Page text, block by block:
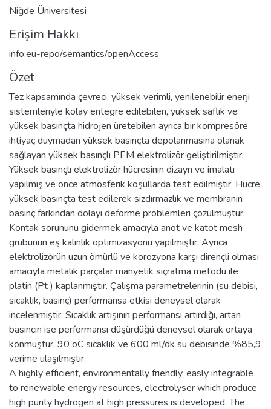
Niğde Üniversitesi
Erişim Hakkı
info:eu-repo/semantics/openAccess
Özet
Tez kapsamında çevreci, yüksek verimli, yenilenebilir enerji
sistemleriyle kolay entegre edilebilen, yüksek saflık ve
yüksek basınçta hidrojen üretebilen ayrıca bir kompresöre
ihtiyaç duymadan yüksek basınçta depolanmasına olanak
sağlayan yüksek basınçlı PEM elektrolizör geliştirilmiştir.
Yüksek basınçlı elektrolizör hücresinin dizayn ve imalatı
yapılmış ve önce atmosferik koşullarda test edilmiştir. Hücre
yüksek basınçta test edilerek sızdırmazlık ve membranın
basınç farkından dolayı deforme problemleri çözülmüştür.
Kontak sorununu gidermek amacıyla anot ve katot mesh
grubunun eş kalınlık optimizasyonu yapılmıştır. Ayrıca
elektrolizörün uzun ömürlü ve korozyona karşı dirençli olması
amacıyla metalik parçalar manyetik sıçratma metodu ile
platin (Pt ) kaplanmıştır. Çalışma parametrelerinin (su debisi,
sıcaklık, basınç) performansa etkisi deneysel olarak
incelenmiştir. Sıcaklık artışının performansı artırdığı, artan
basıncın ise performansı düşürdüğü deneysel olarak ortaya
konmuştur. 90 oC sıcaklık ve 600 ml/dk su debisinde %85,9
verime ulaşılmıştır.
A highly efficient, environmentally friendly, easly integrable
to renewable energy resources, electrolyser which produce
high purity hydrogen at high pressures is developed. The